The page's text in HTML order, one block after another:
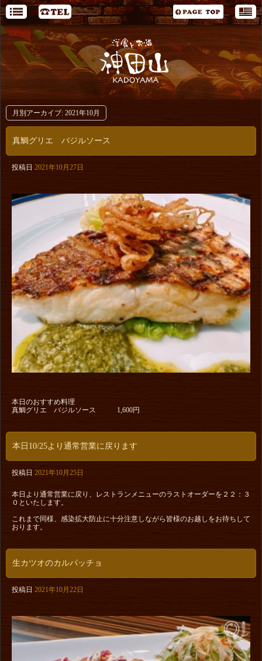
月別アーカイブ: 2021年10月
真鯛グリエ バジルソース
投稿日 2021年10月27日
本日のおすすめ料理
真鯛グリエ バジルソース 1,600円
本日10/25より通常営業に戻ります
投稿日 2021年10月25日
本日より通常営業に戻り、レストランメニューのラストオーダーを２２：３
０といたします。
これまで同様、感染拡大防止に十分注意しながら皆様のお越しをお待ちして
おります。
生カツオのカルパッチョ
投稿日 2021年10月22日